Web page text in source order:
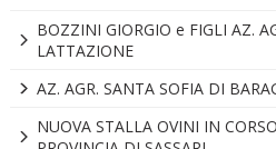
BOZZINI GIORGIO e FIGLI AZ.
LATTAZIONE
AZ. AGR. SANTA SOFIA DI
NUOVA STALLA OVINI IN